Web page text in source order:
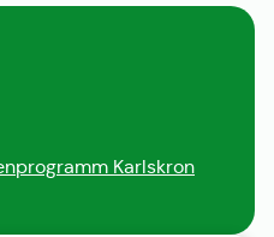
Karlskron